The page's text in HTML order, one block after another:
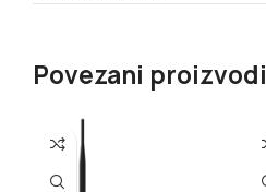
Povezani proizvodi